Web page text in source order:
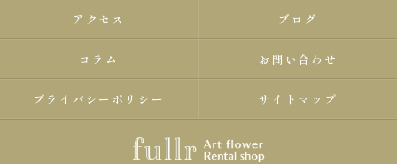
アクセス ブログ
コラム お問い合わせ
プライバシーポリシー サイトマップ